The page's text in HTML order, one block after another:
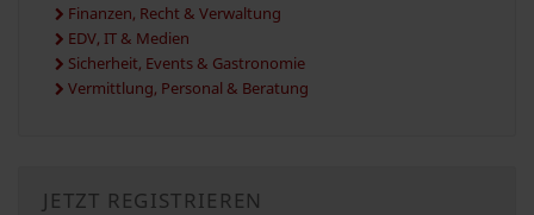
Finanzen, Recht & Verwaltung
EDV, IT & Medien
Sicherheit, Events & Gastronomie
Vermittlung, Personal & Beratung
JETZT REGISTRIEREN